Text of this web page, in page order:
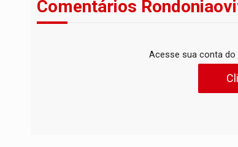
Comentários
Acesse sua conta